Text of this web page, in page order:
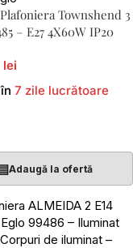
Townshend 3
– E27 4X60W IP20
7 zile lucrătoare
Adaugă la ofertă